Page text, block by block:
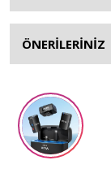
ÖNERİLERİNİZ